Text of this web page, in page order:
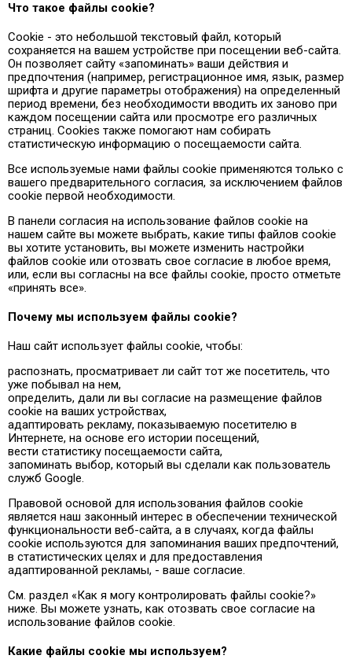
Что такое файлы cookie?
Cookie - это небольшой текстовый файл, который
сохраняется на вашем устройстве при посещении веб-сайта.
Он позволяет сайту «запоминать» ваши действия и
предпочтения (например, регистрационное имя, язык, размер
шрифта и другие параметры отображения) на определенный
период времени, без необходимости вводить их заново при
каждом посещении сайта или просмотре его различных
страниц. Cookies также помогают нам собирать
статистическую информацию о посещаемости сайта.
Все используемые нами файлы cookie применяются только с
вашего предварительного согласия, за исключением файлов
cookie первой необходимости.
В панели согласия на использование файлов cookie на
нашем сайте вы можете выбрать, какие типы файлов cookie
вы хотите установить, вы можете изменить настройки
файлов cookie или отозвать свое согласие в любое время,
или, если вы согласны на все файлы cookie, просто отметьте
«принять все».
Почему мы используем файлы cookie?
Наш сайт использует файлы cookie, чтобы:
распознать, просматривает ли сайт тот же посетитель, что
уже побывал на нем,
определить, дали ли вы согласие на размещение файлов
cookie на ваших устройствах,
адаптировать рекламу, показываемую посетителю в
Интернете, на основе его истории посещений,
вести статистику посещаемости сайта,
запоминать выбор, который вы сделали как пользователь
служб Google.
Правовой основой для использования файлов cookie
является наш законный интерес в обеспечении технической
функциональности веб-сайта, а в случаях, когда файлы
cookie используются для запоминания ваших предпочтений,
в статистических целях и для предоставления
адаптированной рекламы, - ваше согласие.
См. раздел «Как я могу контролировать файлы cookie?»
ниже. Вы можете узнать, как отозвать свое согласие на
использование файлов cookie.
Какие файлы cookie мы используем?